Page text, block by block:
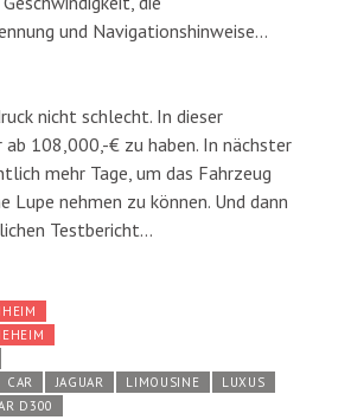
und Navigationshinweise…
nicht schlecht. In dieser
108,000,-€ zu haben. In nächster
mehr Tage, um das Fahrzeug
Lupe nehmen zu können. Und dann
Testbericht…
CAR JAGUAR LIMOUSINE
LUXUS
D300